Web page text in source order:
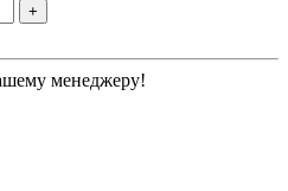
+
менеджеру!